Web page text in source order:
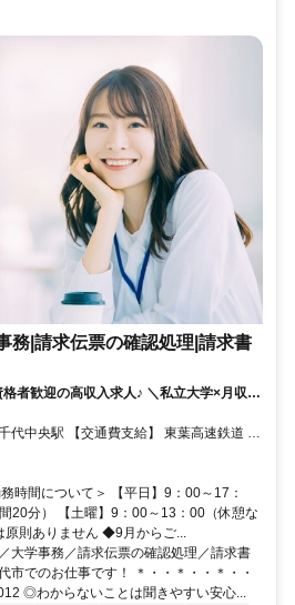
務|請求伝票の確認処理|請求書
者歓迎の高収入求人♪ ＼私立大学×月収２
サポート事務☆
】 東葉高速鉄道 八
線 八千代台駅 バス25分 京成本線 京成大
時間について＞ 【平日】9：00～17：
20分） 【土曜】9：00～13：00（休憩な
則ありません ◆9月からご...
大学事務／請求伝票の確認処理／請求書
市でのお仕事です！ ＊・・＊・・＊・・
◎わからないことは聞きやすい安心...